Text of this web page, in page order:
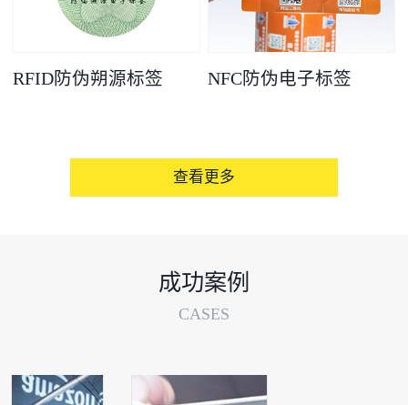
RFID防伪朔源标签 NFC防伪电子标签
查看更多
成功案例
CASES